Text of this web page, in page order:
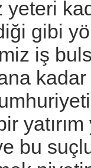
yeteri
gibi
iş
kadar
bu